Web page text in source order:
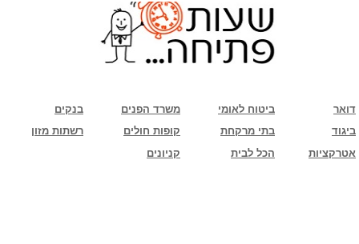
בנקים משרד הפנים ביטוח לאומי
דואר
רשתות מזון
קופות חולים בתי מרקחת
ביגוד
קניונים
הכל לבית אטרקציות